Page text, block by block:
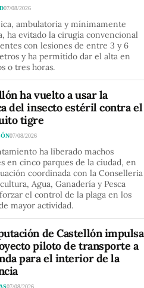
07/08/2026
ambulatoria y mínimamente
ha evitado la cirugía convencional
con lesiones de entre 3 y 6
y ha permitido dar el alta en
o tres horas.
ha vuelto a usar la
del insecto estéril contra el
tigre
07/08/2026
ha liberado machos
en cinco parques de la ciudad, en
coordinada con la Conselleria
Agua, Ganadería y Pesca
el control de la plaga en los
mayor actividad.
de Castellón impulsa
piloto de transporte a
para el interior de la
07/08/2026